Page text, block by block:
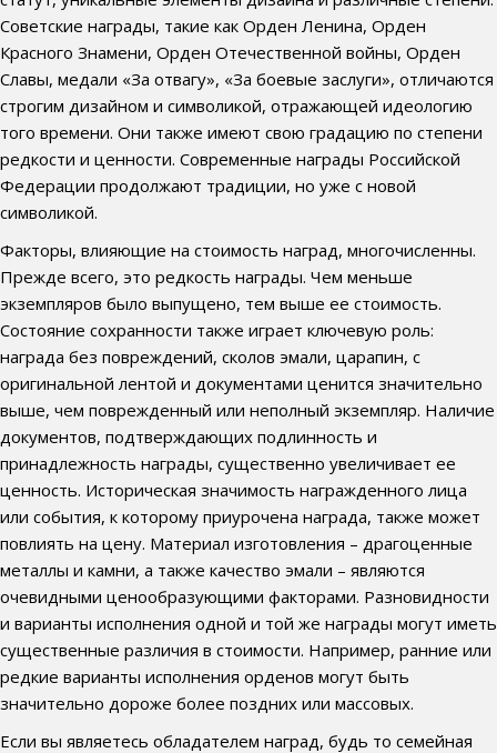
Советские награды, такие как Орден Ленина, Орден
Красного Знамени, Орден Отечественной войны, Орден
Славы, медали «За отвагу», «За боевые заслуги», отличаются
строгим дизайном и символикой, отражающей идеологию
того времени. Они также имеют свою градацию по степени
редкости и ценности. Современные награды Российской
Федерации продолжают традиции, но уже с новой
символикой.
Факторы, влияющие на стоимость наград, многочисленны.
Прежде всего, это редкость награды. Чем меньше
экземпляров было выпущено, тем выше ее стоимость.
Состояние сохранности также играет ключевую роль:
награда без повреждений, сколов эмали, царапин, с
оригинальной лентой и документами ценится значительно
выше, чем поврежденный или неполный экземпляр. Наличие
документов, подтверждающих подлинность и
принадлежность награды, существенно увеличивает ее
ценность. Историческая значимость награжденного лица
или события, к которому приурочена награда, также может
повлиять на цену. Материал изготовления – драгоценные
металлы и камни, а также качество эмали – являются
очевидными ценообразующими факторами. Разновидности
и варианты исполнения одной и той же награды могут иметь
существенные различия в стоимости. Например, ранние или
редкие варианты исполнения орденов могут быть
значительно дороже более поздних или массовых.
Если вы являетесь обладателем наград, будь то семейная